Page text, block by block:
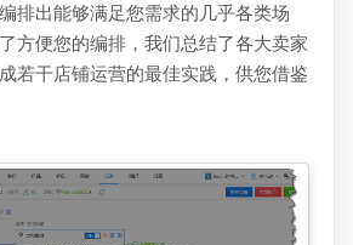
排出能够满足您需求的几乎各类场
方便您的编排，我们总结了各大卖家
若干店铺运营的最佳实践，供您借鉴